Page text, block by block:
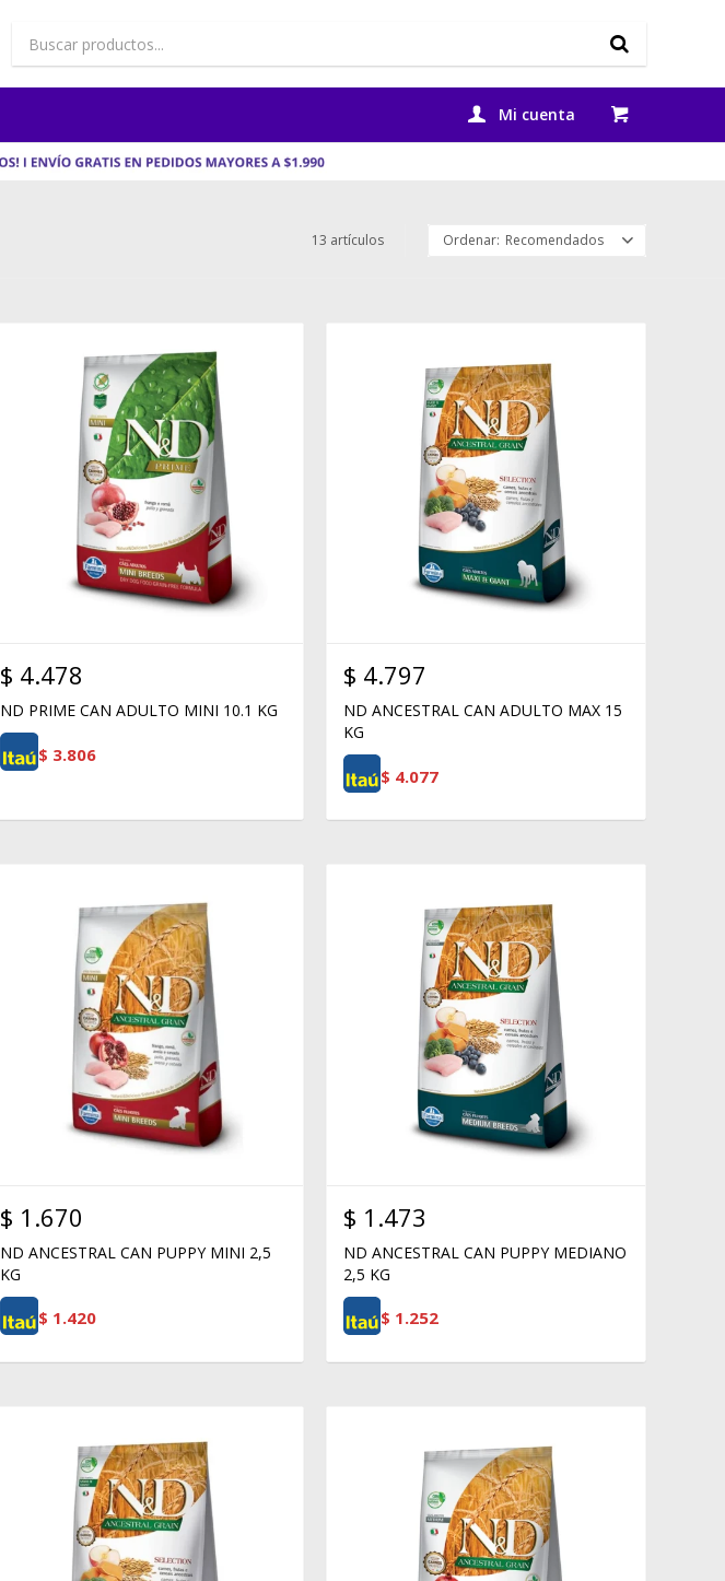
13 artículos Recomendados
$ 4.478
ND PRIME CAN ADULTO MINI 10.1 KG
$ 3.806
$ 4.797
ND ANCESTRAL CAN ADULTO MAX 15
KG
$ 4.077
$ 1.670
ND ANCESTRAL CAN PUPPY MINI 2,5
KG
$ 1.420
$ 1.473
ND ANCESTRAL CAN PUPPY MEDIANO
2,5 KG
$ 1.252